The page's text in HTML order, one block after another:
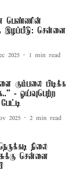
பெண்ணின்
இழப்பீடு: சென்னை
2025 1 min read
கும்பலை பிடிக்க
- ஓய்வுபெற்ற
2025 2 min read
நிலை
சென்னை